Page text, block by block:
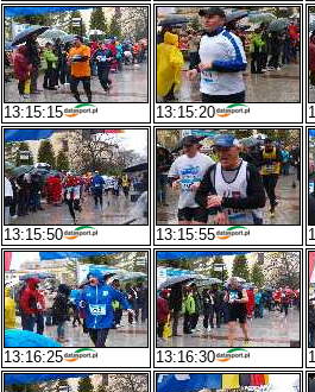
13:15:15 13:15:20
13:15:50 13:15:55
13:16:25 13:16:30